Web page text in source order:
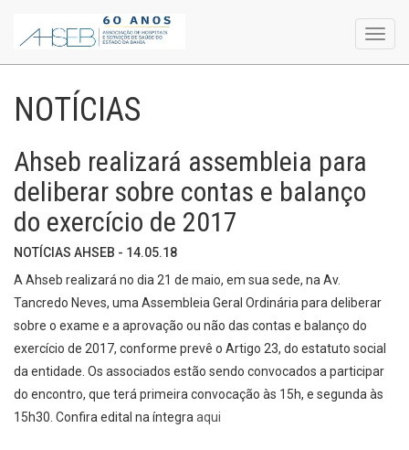
NOTÍCIAS
Ahseb realizará assembleia para
deliberar sobre contas e balanço
do exercício de 2017
NOTÍCIAS AHSEB - 14.05.18
A Ahseb realizará no dia 21 de maio, em sua sede, na Av.
Tancredo Neves, uma Assembleia Geral Ordinária para deliberar
sobre o exame e a aprovação ou não das contas e balanço do
exercício de 2017, conforme prevê o Artigo 23, do estatuto social
da entidade. Os associados estão sendo convocados a participar
do encontro, que terá primeira convocação às 15h, e segunda às
15h30. Confira edital na íntegra aqui